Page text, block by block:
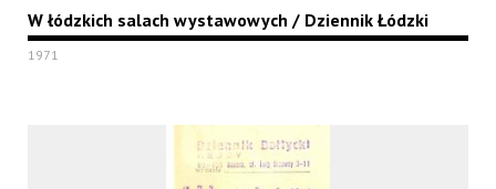
W łódzkich salach wystawowych / Dziennik Łódzki
1971